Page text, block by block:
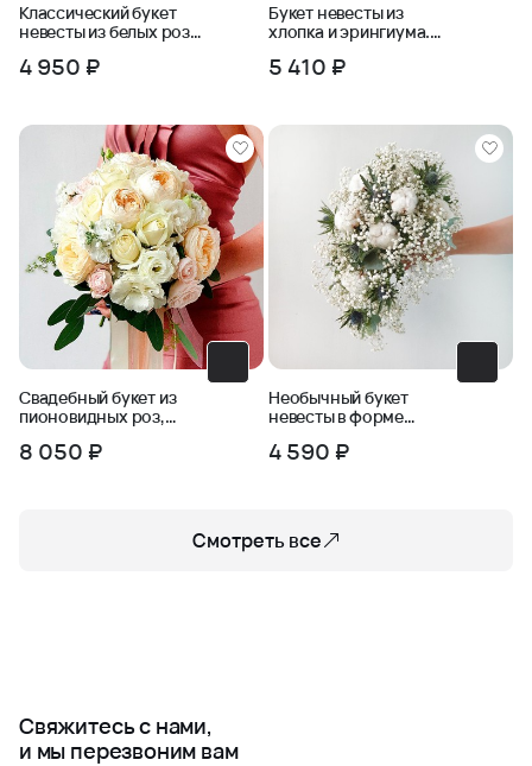
Классический букет
невесты из белых роз
4 950 ₽
Букет невесты из
хлопка и эрингиума.
5 410 ₽
Свадебный букет из
пионовидных роз,
8 050 ₽
Необычный букет
невесты в форме
эрингиума и
4 590 ₽
Смотреть все
Свяжитесь с нами,
и мы перезвоним вам